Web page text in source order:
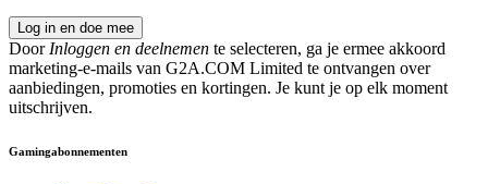
Log in en doe mee
Door Inloggen en deelnemen te selecteren, ga je ermee akkoord
marketing-e-mails van G2A.COM Limited te ontvangen over
aanbiedingen, promoties en kortingen. Je kunt je op elk moment
uitschrijven.
Gamingabonnementen